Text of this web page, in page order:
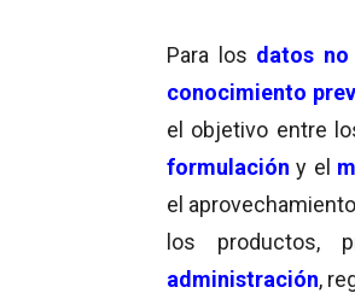
Para los datos
conocimiento
el objetivo entre
formulación y el
el
los productos,
administración,